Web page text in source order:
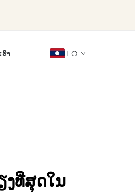
ຮົາ LO
ງທີ່ສຸດໃນ